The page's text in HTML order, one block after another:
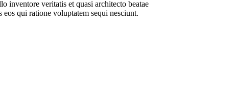
inventore veritatis et quasi architecto beatae
qui ratione voluptatem sequi nesciunt.